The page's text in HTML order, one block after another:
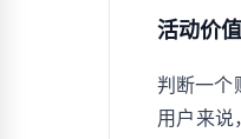
活动价
判断一个
用户来说